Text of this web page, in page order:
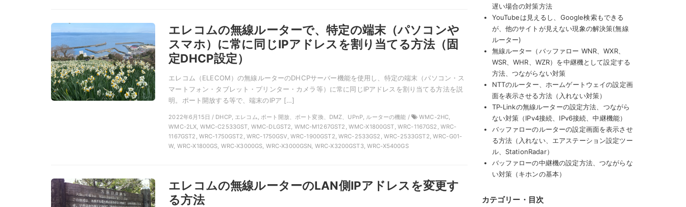
エレコムの無線ルーターで、特定の端末（パソコンや
スマホ）に常に同じIPアドレスを割り当てる方法（固
定DHCP設定）
エレコム（ELECOM）の無線ルーターのDHCPサーバー機能を使用し、特定の端末（パソコン・ス
マートフォン・タブレット・プリンター・カメラ等）に常に同じIPアドレスを割り当てる方法を説
明。ポート開放する等で、端末のIPア […]
2022年6月15日 / DHCP, エレコム, ポート開放、ポート変換、DMZ、UPnP, ルーターの機能 /
WMC-2HC,
WMC-2LX, WMC-C2533GST, WMC-DLGST2, WMC-M1267GST2, WMC-X1800GST, WRC-1167GS2, WRC-
1167GST2, WRC-1750GST2, WRC-1750GSV, WRC-1900GST2, WRC-2533GS2, WRC-2533GST2, WRC-G01-
W, WRC-X1800GS, WRC-X3000GS, WRC-X3000GSN, WRC-X3200GST3, WRC-X5400GS
エレコムの無線ルーターのLAN側IPアドレスを変更す
る方法
遅い場合の対策方法
YouTubeは見えるし、Google検索もできる
が、他のサイトが見えない現象の解決策(無線
ルーター)
無線ルーター（バッファロー WNR、WXR、
WSR、WHR、WZR）を中継機として設定する
方法、つながらない対策
NTTのルーター、ホームゲートウェイの設定画
面を表示させる方法（入れない対策）
TP-Linkの無線ルーターの設定方法、つながら
ない対策（IPv4接続、IPv6接続、中継機能）
バッファローのルーターの設定画面を表示させ
る方法（入れない、エアステーション設定ツー
ル、StationRadar）
バッファローの中継機の設定方法、つながらな
い対策（キホンの基本）
カテゴリー・目次